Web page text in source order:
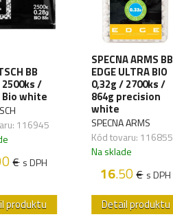
BB
/
Bio white
116945
€ s DPH
produktu
SPECNA ARMS BB
EDGE ULTRA BIO
0,32g / 2700ks /
864g precision
white
SPECNA ARMS
Kód tovaru: 116855
Na sklade
16.50€ s DPH
Detail produktu